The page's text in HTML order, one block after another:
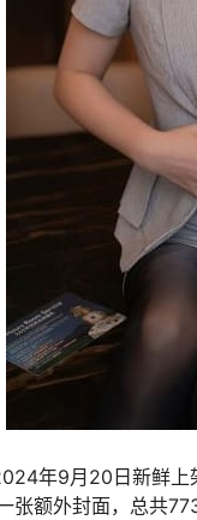
年9月20日新鲜
张额外封面，总共